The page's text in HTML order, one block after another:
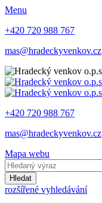
Menu
+420 720 988 767
mas@hradeckyvenkov.cz
+420 720 988 767
mas@hradeckyvenkov.cz
Mapa webu
Hledat
rozšířené vyhledávání